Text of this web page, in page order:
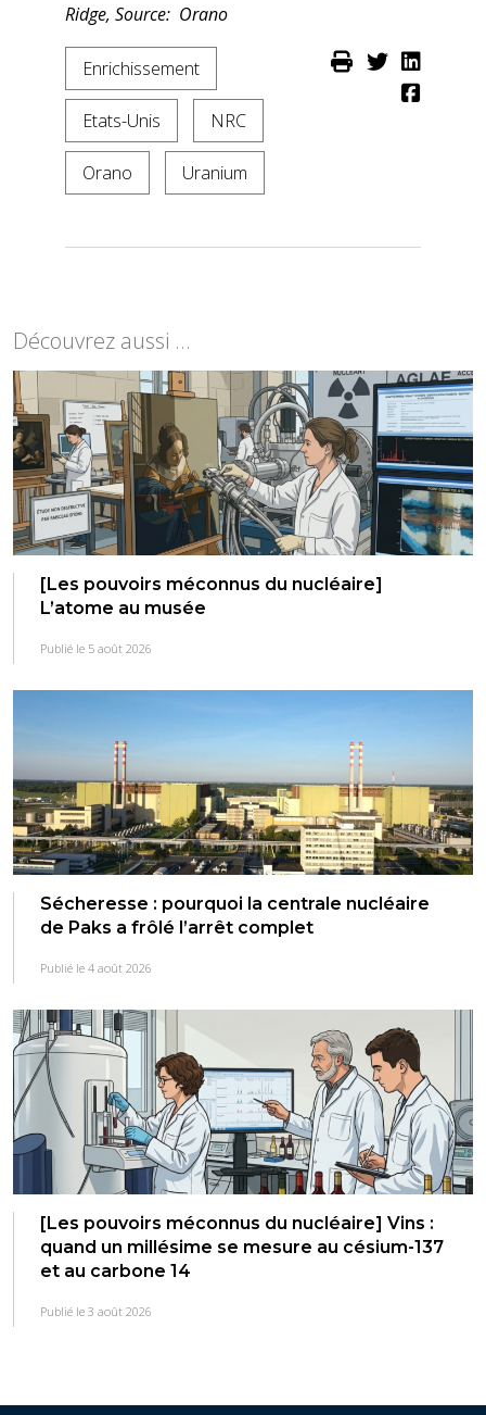
Ridge, Source: Orano
Enrichissement
Etats-Unis NRC
Orano Uranium
Découvrez aussi ...
[Les pouvoirs méconnus du nucléaire]
L’atome au musée
Publié le 5 août 2026
Sécheresse : pourquoi la centrale nucléaire
de Paks a frôlé l’arrêt complet
Publié le 4 août 2026
[Les pouvoirs méconnus du nucléaire] Vins :
quand un millésime se mesure au césium-137
et au carbone 14
Publié le 3 août 2026